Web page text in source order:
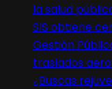
la salud
SIS obtiene
Gestión
traslados
¿Buscas